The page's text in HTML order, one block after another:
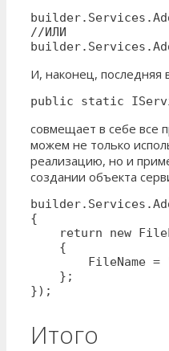
//ИЛИ
И, наконец, последняя
public static
совмещает в себе все
можем не только
реализацию, но и
создании объекта
{
return new
    {
FileName =
    };
});
Итого